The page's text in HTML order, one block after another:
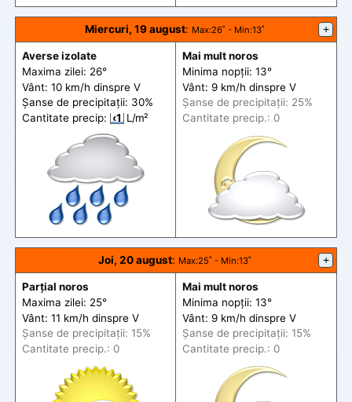
Miercuri, 19 august: Max:26˚ - Min:13˚ +
Averse izolate
Maxima zilei: 26°
Vânt: 10 km/h dinspre V
Șanse de precipitații: 30%
Cantitate precip: ‹1 L/m²
Mai mult noros
Minima nopții: 13°
Vânt: 9 km/h dinspre V
Șanse de precipitații: 25%
Cantitate precip.: 0
Joi, 20 august: Max:25˚ - Min:13˚ +
Parțial noros
Maxima zilei: 25°
Vânt: 11 km/h dinspre V
Șanse de precipitații: 15%
Cantitate precip.: 0
Mai mult noros
Minima nopții: 13°
Vânt: 9 km/h dinspre V
Șanse de precipitații: 15%
Cantitate precip.: 0